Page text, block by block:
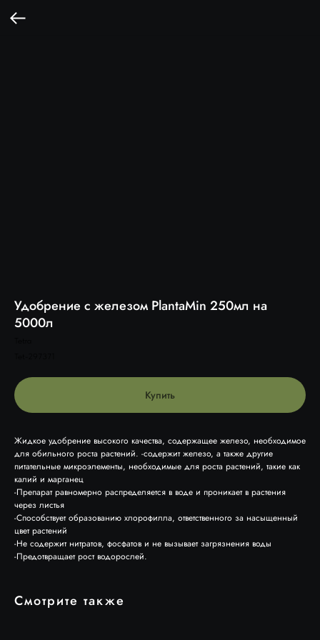
Удобрение с железом PlantaMin 250мл на
5000л
Купить
Жидкое удобрение высокого качества, содержащее железо, необходимое
для обильного роста растений. -содержит железо, а также другие
питательные микроэлементы, необходимые для роста растений, такие как
калий и марганец
-Препарат равномерно распределяется в воде и проникает в растения
через листья
-Способствует образованию хлорофилла, ответственного за насыщенный
цвет растений
-Не содержит нитратов, фосфатов и не вызывает загрязнения воды
-Предотвращает рост водорослей.
Смотрите также